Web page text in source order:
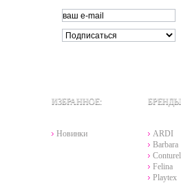
ИЗБРАННОЕ:
Новинки
ARDI
Barbara
Felina
Playtex